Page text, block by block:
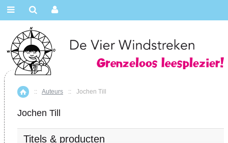
Home
:: Auteurs :: Jochen Till
Jochen Till
Titels & producten